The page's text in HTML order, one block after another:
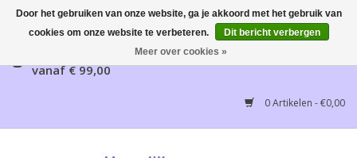
Gratis verzending mogelijk, NL vanaf € 65,00, België
vanaf € 99,00
0 Artikelen - €0,00
Home
Door het gebruiken van onze website, ga je akkoord met het gebruik van
cookies om onze website te verbeteren.
Dit bericht verbergen
Meer over cookies »